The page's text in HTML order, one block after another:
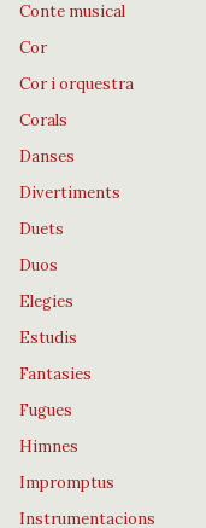
Conte musical
Cor
Cor i orquestra
Corals
Danses
Divertiments
Duets
Duos
Elegies
Estudis
Fantasies
Fugues
Himnes
Impromptus
Instrumentacions